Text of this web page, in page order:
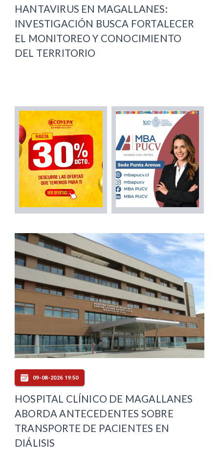
HANTAVIRUS EN MAGALLANES:
INVESTIGACIÓN BUSCA FORTALECER
EL MONITOREO Y CONOCIMIENTO
DEL TERRITORIO
09-08-2026 19:50
HOSPITAL CLÍNICO DE MAGALLANES
ABORDA ANTECEDENTES SOBRE
TRANSPORTE DE PACIENTES EN
DIÁLISIS